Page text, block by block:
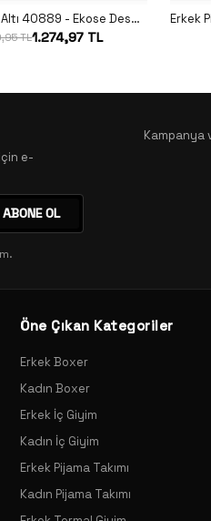
Erkek Pijama Altı 40889 - Ekose Desenli
TL1.274,97 TL
e-
ABONE OL
Kampanya
Öne Çıkan Kategoriler
Erkek Boxer
Kadın Boxer
Erkek İç Giyim
Kadın İç Giyim
Erkek Pijama Takımı
Kadın Pijama Takımı